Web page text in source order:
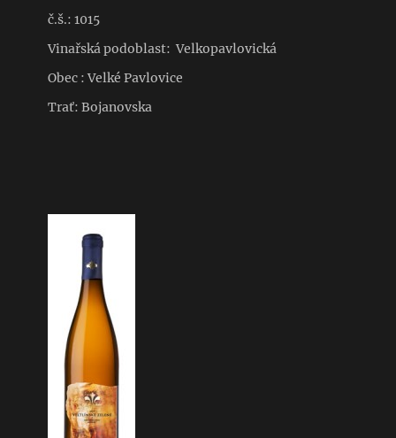
č.š.: 1015
Vinařská podoblast: Velkopavlovická
Obec : Velké Pavlovice
Trať: Bojanovska